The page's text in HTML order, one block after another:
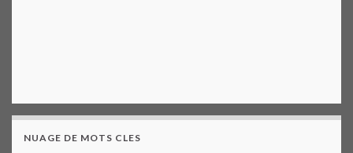
NUAGE DE MOTS CLES